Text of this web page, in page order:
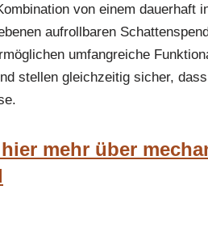
von einem dauerhaft
aufrollbaren
umfangreiche
stellen gleichzeitig sicher,
mehr über